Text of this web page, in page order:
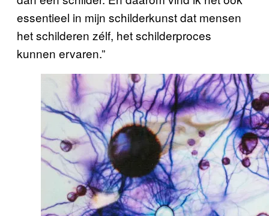
essentieel in mijn schilderkunst dat mensen
het schilderen zélf, het schilderproces
kunnen ervaren.”